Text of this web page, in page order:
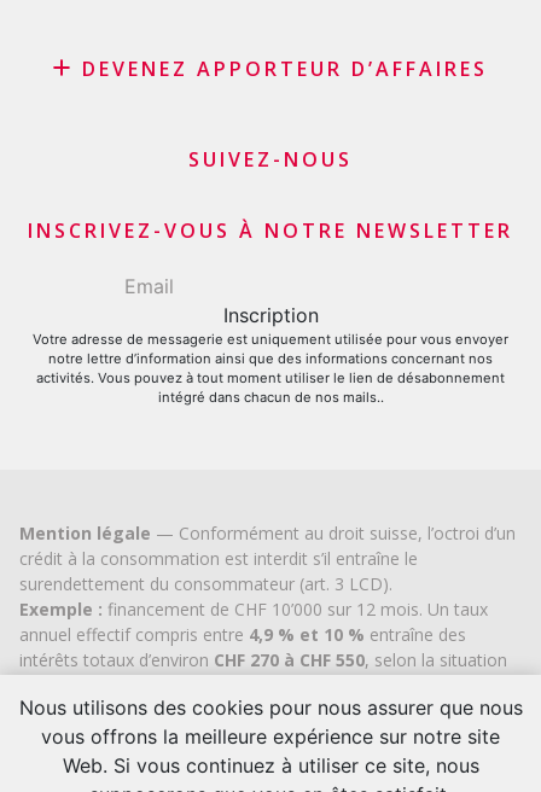
Rachat de leasing
Demande carte de crédit
DEVENEZ APPORTEUR D’AFFAIRES
Apporteurs d’affaires commerçants et marchands
SUIVEZ-NOUS
INSCRIVEZ-VOUS À NOTRE NEWSLETTER
Votre adresse de messagerie est uniquement utilisée pour vous envoyer
notre lettre d’information ainsi que des informations concernant nos
activités. Vous pouvez à tout moment utiliser le lien de désabonnement
intégré dans chacun de nos mails..
Mention légale — Conformément au droit suisse, l’octroi d’un
crédit à la consommation est interdit s’il entraîne le
surendettement du consommateur (art. 3 LCD).
Exemple : financement de CHF 10’000 sur 12 mois. Un taux
annuel effectif compris entre 4,9 % et 10 % entraîne des
intérêts totaux d’environ CHF 270 à CHF 550, selon la situation
Cashflex MultiCredit GmbH, inscrite au Registre du
commerce ducanton de Zougdepuis 2007 (IDECHE-
113.592.711), bénéficie de l’autorisation cantonale officielle
pour le courtage en crédit à la consommation.
Nous utilisons des cookies pour nous assurer que nous
vous offrons la meilleure expérience sur notre site
Web. Si vous continuez à utiliser ce site, nous